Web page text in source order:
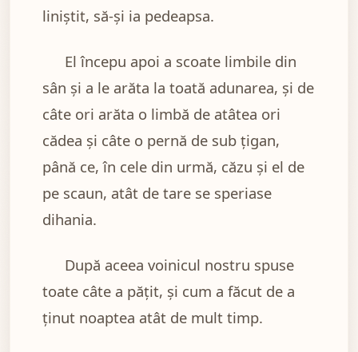
liniştit, să-şi ia pedeapsa.
El începu apoi a scoate limbile din
sân şi a le arăta la toată adunarea, şi de
câte ori arăta o limbă de atâtea ori
cădea şi câte o pernă de sub ţigan,
până ce, în cele din urmă, căzu şi el de
pe scaun, atât de tare se speriase
dihania.
După aceea voinicul nostru spuse
toate câte a păţit, şi cum a făcut de a
ţinut noaptea atât de mult timp.